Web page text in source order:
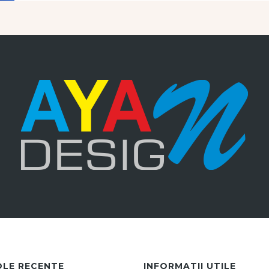
RECENTE INFORMATII UTILE